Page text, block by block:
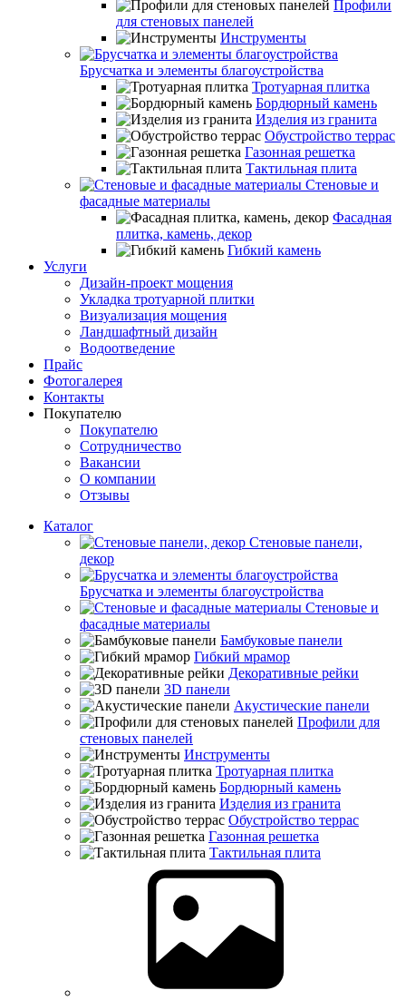
Профили
для стеновых панелей
Инструменты
Брусчатка и элементы благоустройства
Тротуарная плитка
Бордюрный камень
Изделия из гранита
Обустройство террас
Газонная решетка
Тактильная плита
Стеновые и
фасадные материалы
Фасадная
плитка, камень, декор
Гибкий камень
Услуги
Дизайн-проект мощения
Укладка тротуарной плитки
Визуализация мощения
Ландшафтный дизайн
Водоотведение
Прайс
Фотогалерея
Контакты
Покупателю
Покупателю
Сотрудничество
Вакансии
О компании
Отзывы
Каталог
Стеновые панели,
декор
Брусчатка и элементы благоустройства
Стеновые и
фасадные материалы
Бамбуковые панели
Гибкий мрамор
Декоративные рейки
3D панели
Акустические панели
Профили для
стеновых панелей
Инструменты
Тротуарная плитка
Бордюрный камень
Изделия из гранита
Обустройство террас
Газонная решетка
Тактильная плита